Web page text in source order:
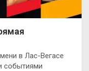
в Лас-Вегасе
событиями